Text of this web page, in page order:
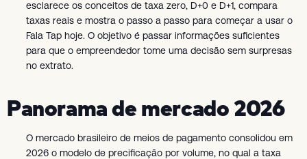
esclarece os conceitos de taxa zero, D+0 e D+1, compara
taxas reais e mostra o passo a passo para começar a usar o
Fala Tap hoje. O objetivo é passar informações suficientes
para que o empreendedor tome uma decisão sem surpresas
no extrato.
Panorama de mercado 2026
O mercado brasileiro de meios de pagamento consolidou em
2026 o modelo de precificação por volume, no qual a taxa